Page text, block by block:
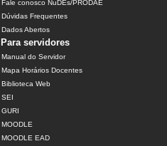
Fale conosco NuDEs/PRODAE
Dúvidas Frequentes
Dados Abertos
Para servidores
Manual do Servidor
Mapa Horários Docentes
Biblioteca Web
SEI
GURI
MOODLE
MOODLE EAD